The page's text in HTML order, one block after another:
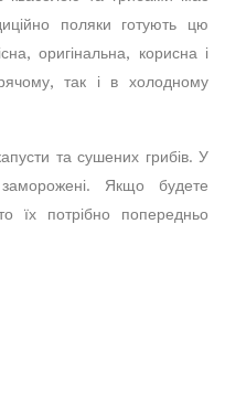
поляки готують цю
оригінальна, корисна і
так і в холодному
та сушених грибів. У
Якщо будете
їх потрібно попередньо